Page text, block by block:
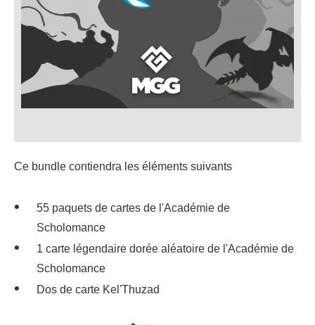
Ce bundle contiendra les éléments suivants
55 paquets de cartes de l'Académie de
Scholomance
1 carte légendaire dorée aléatoire de l'Académie de
Scholomance
Dos de carte Kel'Thuzad